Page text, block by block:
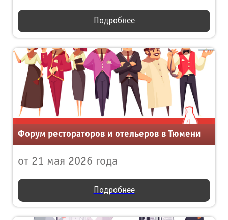
Подробнее
Форум рестораторов и отельеров в Тюмени
от 21 мая 2026 года
Подробнее